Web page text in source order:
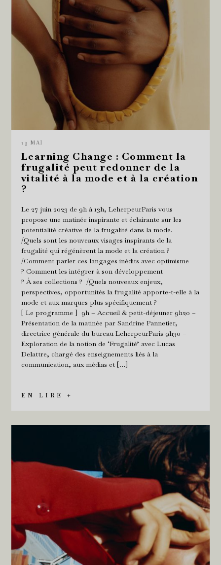
25 MAI
Learning Change : Comment la
frugalité peut redonner de la
vitalité à la mode et à la création
?
Le 27 juin 2023 de 9h à 13h, LeherpeurParis vous
propose une matinée inspirante et éclairante sur les
potentialité créative de la frugalité dans la mode.
/Quels sont les nouveaux visages inspirants de la
frugalité qui régénèrent la mode et la création ?
/Comment parler ces langages inédits avec optimisme
? Comment les intégrer à son développement
? À ses collections ? /Quels nouveaux enjeux,
perspectives, opportunités la frugalité apporte-t-elle à la
mode et aux marques plus spécifiquement ?
[ Le programme ] 9h – Accueil & petit-déjeuner 9h20 –
Présentation de la matinée par Sandrine Pannetier,
directrice générale du bureau LeherpeurParis 9h30 –
Exploration de la notion de ‘Frugalité’ avec Lucas
Delattre, chargé des enseignements liés à la
communication, aux médias et […]
EN LIRE +